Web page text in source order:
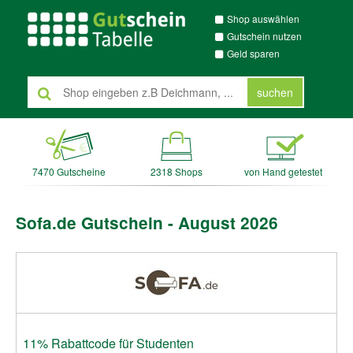
Shop auswählen
Gutschein nutzen
Geld sparen
suchen
7470 Gutscheine 2318 Shops von Hand getestet
Sofa.de Gutschein - August 2026
11% Rabattcode für Studenten